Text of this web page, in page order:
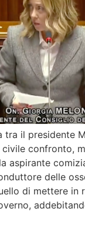
tra il presidente
confronto,
aspirante
delle
di mettere in